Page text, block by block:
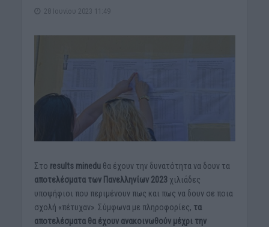
28 Ιουνίου 2023 11:49
Στο results mineduθα έχουν την δυνατότητα να δουν τα
αποτελέσματα των Πανελληνίων 2023χιλιάδες
υποψήφιοι που περιμένουν πως και πως να δουν σε ποια
σχολή «πέτυχαν». Σύμφωνα με πληροφορίες, τα
αποτελέσματα θα έχουν ανακοινωθούν μέχρι την